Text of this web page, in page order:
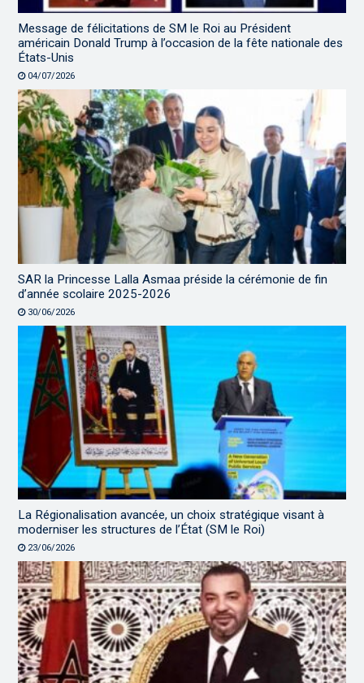
Message de félicitations de SM le Roi au Président
américain Donald Trump à l’occasion de la fête nationale des
États-Unis
04/07/2026
SAR la Princesse Lalla Asmaa préside la cérémonie de fin
d’année scolaire 2025-2026
30/06/2026
La Régionalisation avancée, un choix stratégique visant à
moderniser les structures de l’État (SM le Roi)
23/06/2026